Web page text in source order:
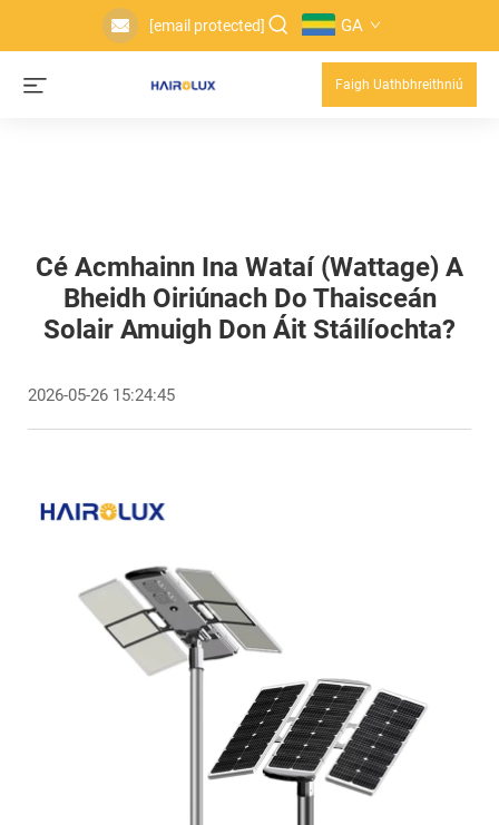
[email protected] GA
Faigh Uathbhreithniú
Cé Acmhainn Ina Wataí (wattage) A
Bheidh Oiriúnach Do Thaisceán
Solair Amuigh Don Áit Stáilíochta?
2026-05-26 15:24:45